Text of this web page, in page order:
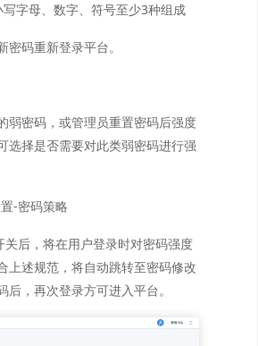
字母、数字、符号至少3种组成
码重新登录平台。
弱密码，或管理员重置密码后强度
选择是否需要对此类弱密码进行强
-密码策略
后，将在用户登录时对密码强度
上述规范，将自动跳转至密码修改
，再次登录方可进入平台。